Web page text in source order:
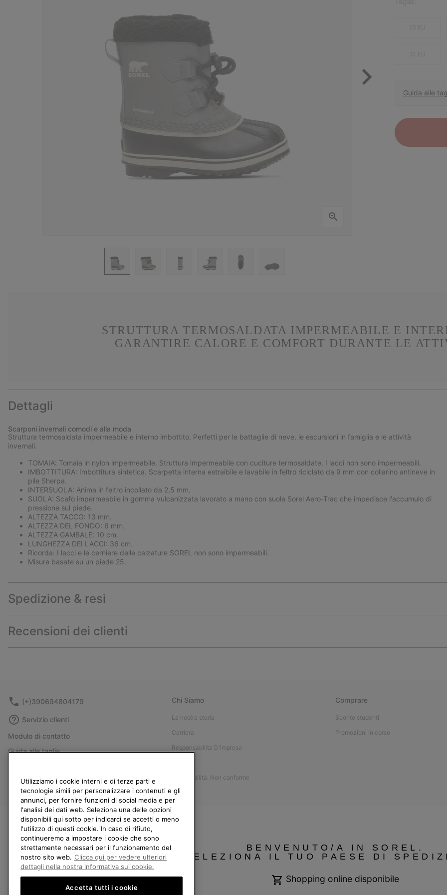
Guida alle
STRUTTURA TERMOSALDATA IMPERMEABILE E
GARANTIRE CALORE E COMFORT DURANTE LE
Dettagli
Scarponi invernali comodi e alla moda
Struttura termosaldata impermeabile e interno imbottito. Perfetti per le battaglie di neve, le escursioni in famiglia e le attività
invernali.
TOMAIA: Tomaia in nylon impermeabile. Struttura impermeabile con cuciture termosaldate. I lacci non sono impermeabili.
IMBOTTITURA: Imbottitura sintetica. Scarpetta interna estraibile e lavabile in feltro riciclato da 9 mm con collarino antineve in
pile Sherpa.
INTERSUOLA: Anima in feltro incollato da 2,5 mm.
SUOLA: Scafo impermeabile in gomma vulcanizzata lavorato a mano con suola Sorel Aero-Trac che impedisce l'accumulo di
pressione sul piede.
ALTEZZA TACCO: 13 mm.
ALTEZZA DEL FONDO: 6 mm.
ALTEZZA GAMBALE: 10 cm.
LUNGHEZZA DEI LACCI: 36 cm.
Ricorda: I lacci e le cerniere delle calzature SOREL non sono impermeabili.
Misure basate su un piede 25.
Spedizione & resi
Recensioni dei clienti
(+)390694804179
Servizio clienti
Modulo di contatto
Guida alle taglie
Resi
Recedi dal contratto
I miei ordini
Spedizione
Pagamento
Domande frequenti
Chi Siamo
La nostra storia
Carriera
Responsabilita D'impresa
Accessibilità: Non conforme
Comprare
Sconto studenti
Promozioni in corso
BENVENUTO/A IN SOREL.
SELEZIONA IL TUO PAESE DI
Shopping online disponibile
Utilizziamo i cookie interni e di terze parti e
tecnologie simili per personalizzare i contenuti e gli
annunci, per fornire funzioni di social media e per
l'analisi dei dati web. Seleziona una delle opzioni
disponibili qui sotto per indicarci se accetti o meno
l'utilizzo di questi cookie. In caso di rifiuto,
continueremo a impostare i cookie che sono
strettamente necessari per il funzionamento del
nostro sito web. Clicca qui per vedere ulteriori
dettagli nella nostra informativa sui cookie.
Accetta tutti i cookie